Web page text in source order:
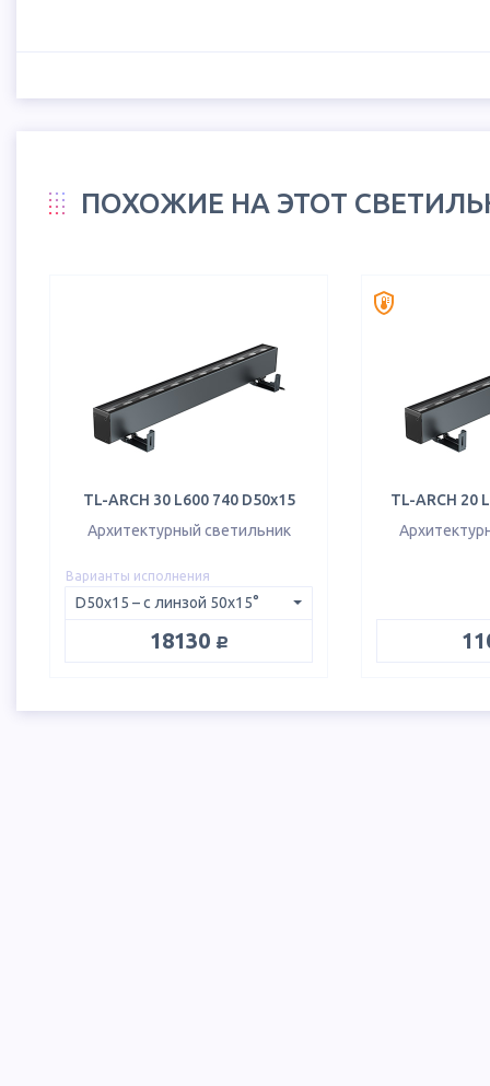
ПОХОЖИЕ НА ЭТОТ
TL-ARCH 30 L600 740 D50х15
Архитектурный светильник
Варианты исполнения
18130 руб.
TL-ARCH 20